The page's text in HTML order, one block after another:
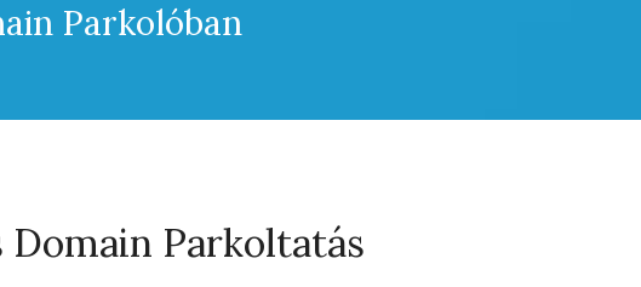
Parkolóban
Domain Parkoltatás